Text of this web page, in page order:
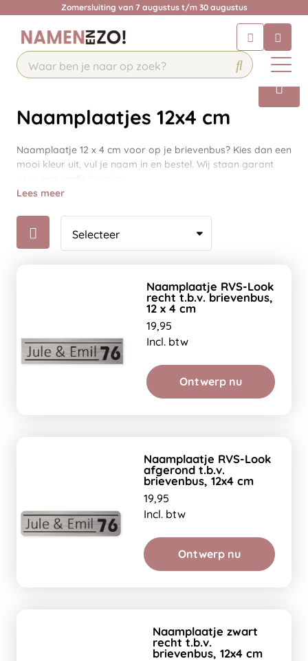
Zomersluiting van 7 augustus t/m 30 augustus
Chat 24/7 met onze chatbot voor
hulp
Contact
Naamplaatjes 12x4 cm
Naamplaatje 12 x 4 cm voor op je brievenbus? Kies dan een
mooi kleur uit, vul je naam in en bestel. Wij staan garant
Lees meer
Naamplaatje RVS-Look
recht t.b.v. brievenbus,
12 x 4 cm
19,95
Incl. btw
Ontwerp nu
Naamplaatje RVS-Look
afgerond t.b.v.
brievenbus, 12x4 cm
19,95
Incl. btw
Ontwerp nu
Naamplaatje zwart
recht t.b.v.
brievenbus, 12x4 cm